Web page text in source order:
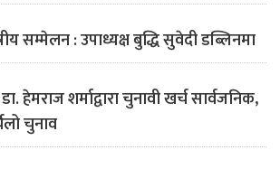
सम्मेलन : उपाध्यक्ष बुद्धि सुवेदी डब्लिनमा
हेमराज शर्माद्वारा चुनावी खर्च सार्वजनिक,
चुनाव